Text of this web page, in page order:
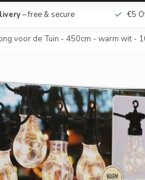
– free & secure €5
voor de Tuin - 450cm - warm wit -